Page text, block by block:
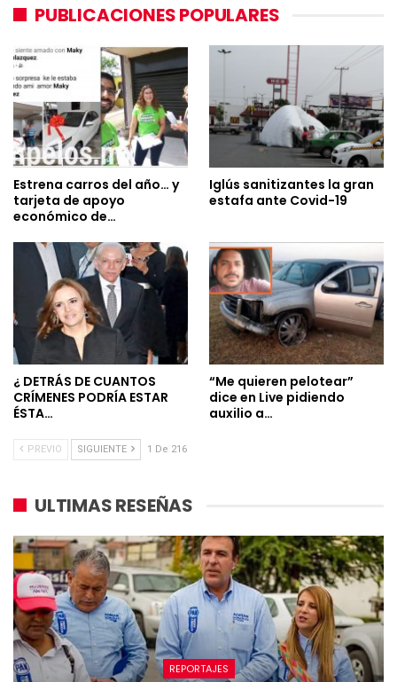
PUBLICACIONES POPULARES
Estrena carros del año… y
tarjeta de apoyo
económico de…
Iglús sanitizantes la gran
estafa ante Covid-19
¿ DETRÁS DE CUANTOS
CRÍMENES PODRÍA ESTAR
ÉSTA…
“Me quieren pelotear”
dice en Live pidiendo
auxilio a…
PREVIO SIGUIENTE 1 De 216
ULTIMAS RESEÑAS
REPORTAJES